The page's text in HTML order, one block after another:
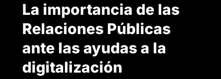
La importancia de las
Relaciones Públicas
ante las ayudas a la
digitalización